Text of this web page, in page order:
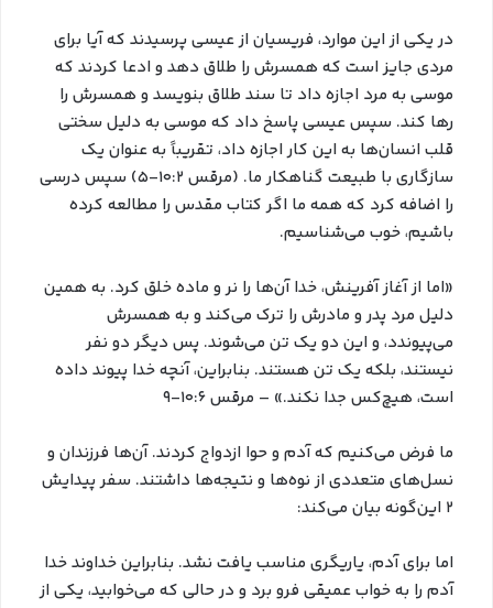
در یکی از این موارد، فریسیان از عیسی پرسیدند که آیا برای
مردی جایز است که همسرش را طلاق دهد و ادعا کردند که
موسی به مرد اجازه داد تا سند طلاق بنویسد و همسرش را
رها کند. سپس عیسی پاسخ داد که موسی به دلیل سختی
قلب انسان‌ها به این کار اجازه داد، تقریباً به عنوان یک
سازگاری با طبیعت گناهکار ما. (مرقس ۱۰:۲-۵) سپس درسی
را اضافه کرد که همه ما اگر کتاب مقدس را مطالعه کرده
باشیم، خوب می‌شناسیم.
«اما از آغاز آفرینش، خدا آن‌ها را نر و ماده خلق کرد. به همین
دلیل مرد پدر و مادرش را ترک می‌کند و به همسرش
می‌پیوندد، و این دو یک تن می‌شوند. پس دیگر دو نفر
نیستند، بلکه یک تن هستند. بنابراین، آنچه خدا پیوند داده
است، هیچ‌کس جدا نکند.» – مرقس ۱۰:۶-۹
ما فرض می‌کنیم که آدم و حوا ازدواج کردند. آن‌ها فرزندان و
نسل‌های متعددی از نوه‌ها و نتیجه‌ها داشتند. سفر پیدایش
۲ این‌گونه بیان می‌کند:
اما برای آدم، یاریگری مناسب یافت نشد. بنابراین خداوند خدا
آدم را به خواب عمیقی فرو برد و در حالی که می‌خوابید، یکی از